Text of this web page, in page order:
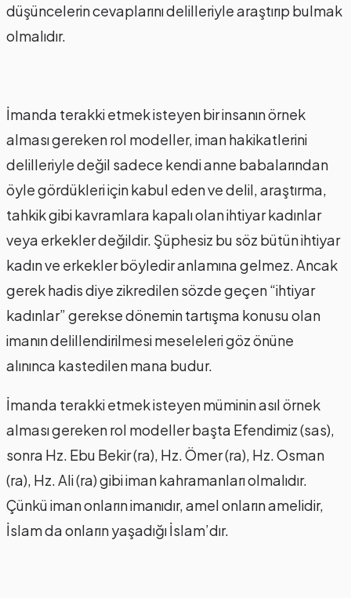
düşüncelerin cevaplarını delilleriyle araştırıp bulmak
olmalıdır.
İmanda terakki etmek isteyen bir insanın örnek
alması gereken rol modeller, iman hakikatlerini
delilleriyle değil sadece kendi anne babalarından
öyle gördükleri için kabul eden ve delil, araştırma,
tahkik gibi kavramlara kapalı olan ihtiyar kadınlar
veya erkekler değildir. Şüphesiz bu söz bütün ihtiyar
kadın ve erkekler böyledir anlamına gelmez. Ancak
gerek hadis diye zikredilen sözde geçen “ihtiyar
kadınlar” gerekse dönemin tartışma konusu olan
imanın delillendirilmesi meseleleri göz önüne
alınınca kastedilen mana budur.
İmanda terakki etmek isteyen müminin asıl örnek
alması gereken rol modeller başta Efendimiz (sas),
sonra Hz. Ebu Bekir (ra), Hz. Ömer (ra), Hz. Osman
(ra), Hz. Ali (ra) gibi iman kahramanları olmalıdır.
Çünkü iman onların imanıdır, amel onların amelidir,
İslam da onların yaşadığı İslam’dır.